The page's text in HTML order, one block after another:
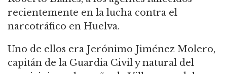
recientemente en la lucha contra el
narcotráfico en Huelva.
Uno de ellos era Jerónimo Jiménez Molero,
capitán de la Guardia Civil y natural del